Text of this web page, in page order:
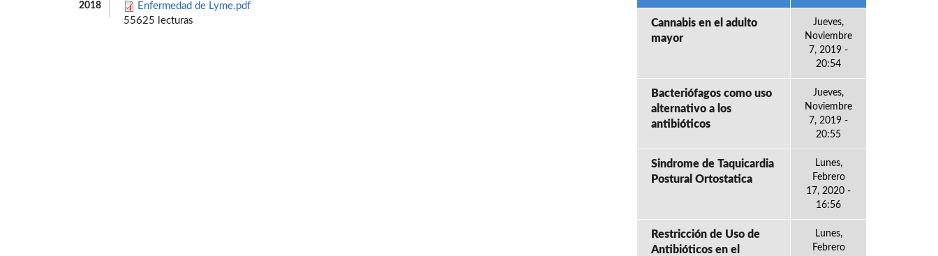
2018
Enfermedad de Lyme.pdf
55625 lecturas
Cannabis en el adulto
mayor
Jueves,
Noviembre
7, 2019 -
20:54
Bacteriófagos como uso
alternativo a los
antibióticos
Jueves,
Noviembre
7, 2019 -
20:55
Sindrome de Taquicardia
Postural Ortostatica
Lunes,
Febrero
17, 2020 -
16:56
Restricción de Uso de
Antibióticos en el
Lunes,
Febrero